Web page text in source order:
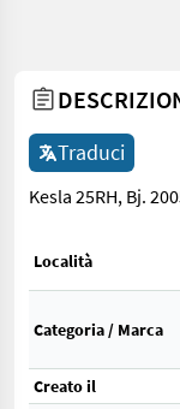
Traduci
Kesla 25RH, Bj.
Località
Categoria / Marca
Creato il